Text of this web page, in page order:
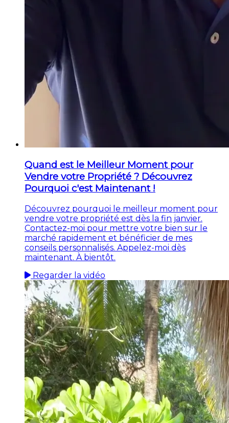
Quand est le Meilleur Moment pour
Vendre votre Propriété ? Découvrez
Pourquoi c'est Maintenant !
Découvrez pourquoi le meilleur moment pour
vendre votre propriété est dès la fin janvier.
Contactez-moi pour mettre votre bien sur le
marché rapidement et bénéficier de mes
conseils personnalisés. Appelez-moi dès
maintenant. À bientôt.
Regarder la vidéo